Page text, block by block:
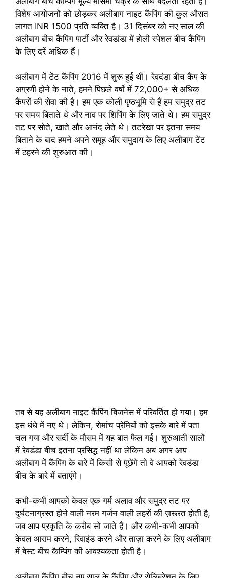
विशेष आयोजनों को छोड़कर अलीबाग नाइट कैंपिंग की कुल औसत
लागत INR 1500 प्रति व्यक्ति है। 31 दिसंबर को नए साल की
अलीबाग बीच कैंपिंग पार्टी और रेवडांडा में होली स्पेशल बीच कैंपिंग
के लिए दरें अधिक हैं।
अलीबाग में टेंट कैंपिंग 2016 में शुरू हुई थी। रेवदंडा बीच कैंप के
अग्रणी होने के नाते, हमने पिछले वर्षों में 72,000+ से अधिक
कैंपरों की सेवा की है। हम एक कोली पृष्ठभूमि से हैं हम समुद्र तट
पर समय बिताते थे और नाव पर शिपिंग के लिए जाते थे। हम समुद्र
तट पर सोते, खाते और आनंद लेते थे। तटरेखा पर इतना समय
बिताने के बाद हमने अपने समूह और समुदाय के लिए अलीबाग टेंट
में ठहरने की शुरुआत की।
तब से यह अलीबाग नाइट कैंपिंग बिजनेस में परिवर्तित हो गया। हम
इस धंधे में नए थे। लेकिन, रोमांच प्रेमियों को इसके बारे में पता
चल गया और सर्दी के मौसम में यह बात फैल गई। शुरुआती सालों
में रेवडंडा बीच इतना प्रसिद्ध नहीं था लेकिन अब अगर आप
अलीबाग में कैंपिंग के बारे में किसी से पूछेंगे तो वे आपको रेवडंडा
बीच के बारे में बताएंगे।
कभी-कभी आपको केवल एक गर्म अलाव और समुद्र तट पर
दुर्घटनाग्रस्त होने वाली नरम गर्जन वाली लहरों की ज़रूरत होती है,
जब आप प्रकृति के करीब सो जाते हैं। और कभी-कभी आपको
केवल आराम करने, रिवाइंड करने और ताज़ा करने के लिए अलीबाग
में बेस्ट बीच कैम्पिंग की आवश्यकता होती है।